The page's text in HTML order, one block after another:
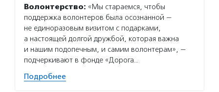
Волонтерство: «Мы стараемся, чтобы
поддержка волонтеров была осознанной —
не единоразовым визитом с подарками,
а настоящей долгой дружбой, которая важна
и нашим подопечным, и самим волонтерам», —
подчеркивают в фонде «Дорога…
Подробнее